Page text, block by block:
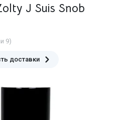
J Suis Snob
9)
доставки